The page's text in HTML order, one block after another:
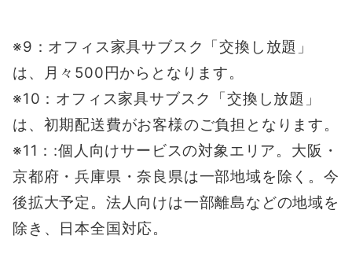
※9：オフィス家具サブスク「交換し放題」
は、月々500円からとなります。
※10：オフィス家具サブスク「交換し放題」
は、初期配送費がお客様のご負担となります。
※11：:個人向けサービスの対象エリア。大阪・
京都府・兵庫県・奈良県は一部地域を除く。今
後拡大予定。法人向けは一部離島などの地域を
除き、日本全国対応。